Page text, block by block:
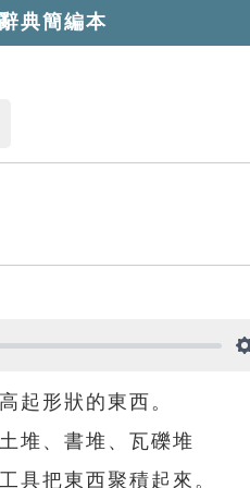
典簡編本
起形狀的東西。
土堆、書堆、瓦礫堆
具把東西聚積起來。